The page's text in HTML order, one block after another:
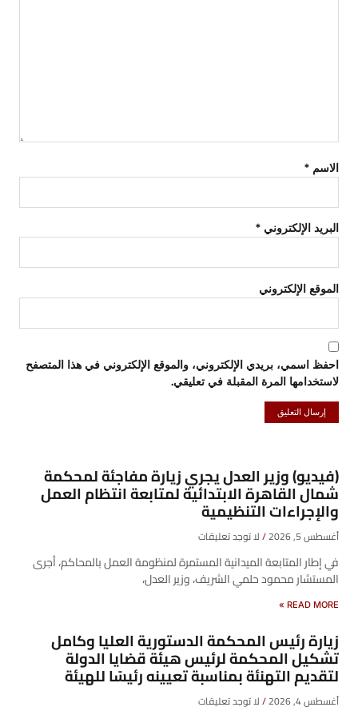
الاسم *
البريد الإلكتروني *
الموقع الإلكتروني
احفظ اسمي، بريدي الإلكتروني، والموقع الإلكتروني في هذا المتصفح
لاستخدامها المرة المقبلة في تعليقي.
(فيديو) وزير العدل يجري زيارة مفاجئة لمحكمة
شمال القاهرة الابتدائية لمتابعة انتظام العمل
والإجراءات التنظيمية
أغسطس 5, 2026 لا توجد تعليقات
في إطار المتابعة الميدانية المستمرة لمنظومة العمل بالمحاكم، أجرى
المستشار محمود حلمي الشريف، وزير العدل،
READ MORE »
زيارة رئيس المحكمة الدستورية العليا وكامل
تشكيل المحكمة لرئيس هيئة قضايا الدولة
لتقديم التهنئة بمناسبة تعيينه رئيسًا للهيئة
أغسطس 4, 2026 لا توجد تعليقات